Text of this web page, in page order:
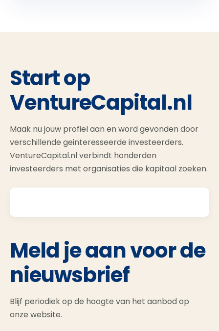
Start op
VentureCapital.nl
Maak nu jouw profiel aan en word gevonden door
verschillende geinteresseerde investeerders.
VentureCapital.nl verbindt honderden
investeerders met organisaties die kapitaal zoeken.
Meld je aan voor de
nieuwsbrief
Blijf periodiek op de hoogte van het aanbod op
onze website.